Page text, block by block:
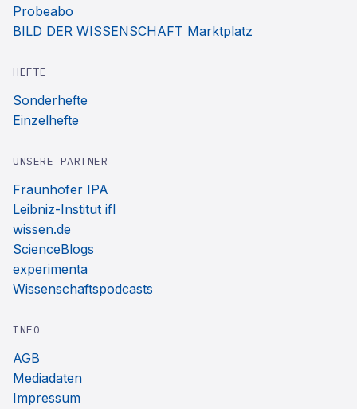
Probeabo
BILD DER WISSENSCHAFT Marktplatz
HEFTE
Sonderhefte
Einzelhefte
UNSERE PARTNER
Fraunhofer IPA
Leibniz-Institut ifl
wissen.de
ScienceBlogs
experimenta
Wissenschaftspodcasts
INFO
AGB
Mediadaten
Impressum